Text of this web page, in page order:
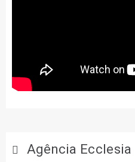
Agência Ecclesia